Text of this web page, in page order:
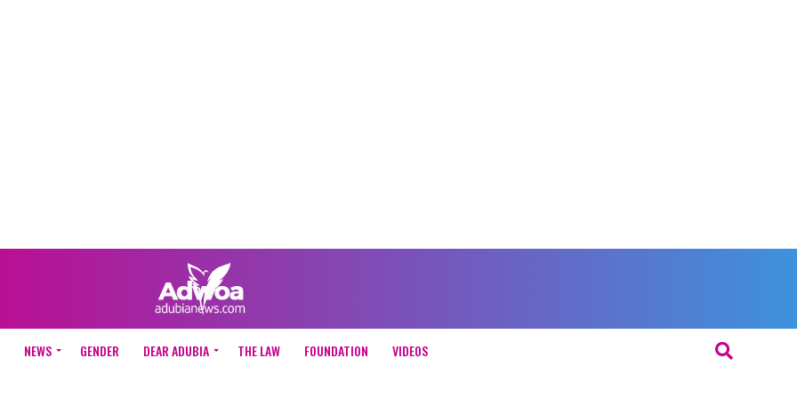
NEWS GENDER DEAR ADUBIA THE LAW FOUNDATION VIDEOS